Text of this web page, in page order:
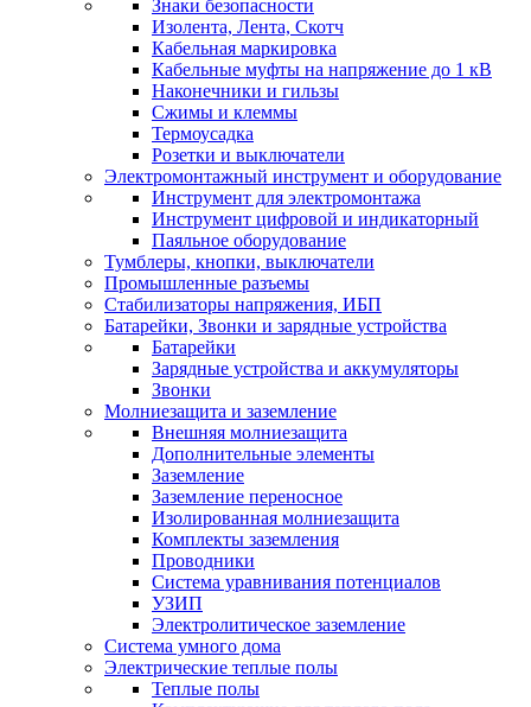
Знаки безопасности
Изолента, Лента, Скотч
Кабельная маркировка
Кабельные муфты на напряжение до 1 кВ
Наконечники и гильзы
Сжимы и клеммы
Термоусадка
Розетки и выключатели
Электромонтажный инструмент и оборудование
Инструмент для электромонтажа
Инструмент цифровой и индикаторный
Паяльное оборудование
Тумблеры, кнопки, выключатели
Промышленные разъемы
Стабилизаторы напряжения, ИБП
Батарейки, Звонки и зарядные устройства
Батарейки
Зарядные устройства и аккумуляторы
Звонки
Молниезащита и заземление
Внешняя молниезащита
Дополнительные элементы
Заземление
Заземление переносное
Изолированная молниезащита
Комплекты заземления
Проводники
Система уравнивания потенциалов
УЗИП
Электролитическое заземление
Система умного дома
Электрические теплые полы
Теплые полы